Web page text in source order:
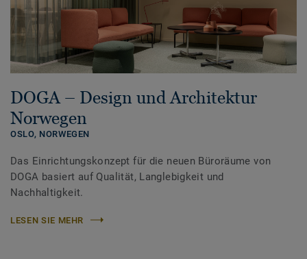
DOGA – Design und Architektur
Norwegen
OSLO, NORWEGEN
Das Einrichtungskonzept für die neuen Büroräume von
DOGA basiert auf Qualität, Langlebigkeit und
Nachhaltigkeit.
LESEN SIE MEHR